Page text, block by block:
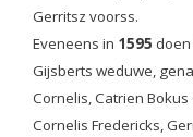
Gerritsz voorss.
Eveneens in 1595
Gijsberts weduwe,
Cornelis, Catrien
Cornelis Fredericks,